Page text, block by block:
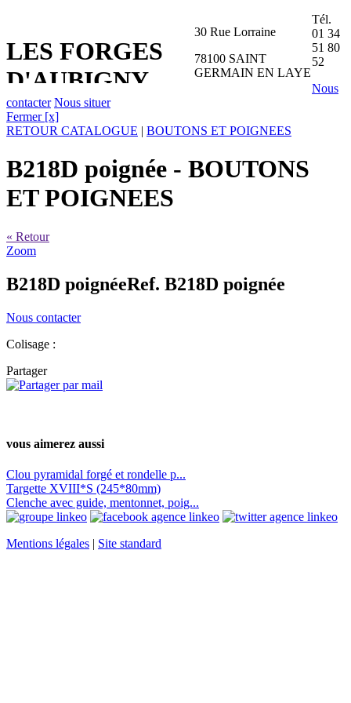
LES FORGES
D'AUBIGNY
30 Rue Lorraine
78100 SAINT
GERMAIN EN LAYE
Tél.
01 34
51 80
52
Nous
contacter Nous situer
Fermer [x]
RETOUR CATALOGUE | BOUTONS ET POIGNEES
B218D poignée - BOUTONS
ET POIGNEES
« Retour
Zoom
B218D poignéeRef. B218D poignée
Nous contacter
Colisage :
Partager
vous aimerez aussi
Clou pyramidal forgé et rondelle p...
Targette XVIII*S (245*80mm)
Clenche avec guide, mentonnet, poig...
Mentions légales | Site standard